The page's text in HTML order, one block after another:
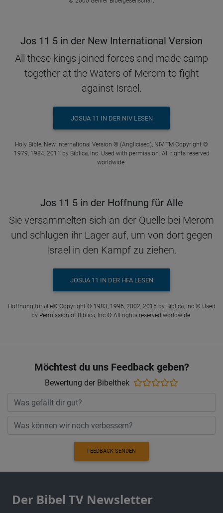
Jos 11 5 in der New International Version
All these kings joined forces and made camp
together at the Waters of Merom to fight
against Israel.
JOSUA 11 IN DER NIV LESEN
Holy Bible, New International Version ® (Anglicised), NIV TM Copyright ©
1979, 1984, 2011 by Biblica, Inc. Used with permission. All rights reserved
worldwide.
Jos 11 5 in der Hoffnung für Alle
Sie versammelten sich an der Quelle bei Merom
und schlugen ihr Lager auf, um von dort gegen
Israel in den Kampf zu ziehen.
JOSUA 11 IN DER HFA LESEN
Hoffnung für alle® Copyright © 1983, 1996, 2002, 2015 by Biblica, Inc.® Used
by Permission of Biblica, Inc.® All rights reserved worldwide.
Möchtest du uns Feedback geben?
Bewertung der Bibelthek
FEEDBACK SENDEN
Der Bibel TV Newsletter